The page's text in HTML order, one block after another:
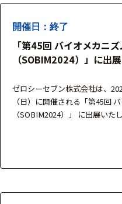
開催日：終了
「第45回 バイオメカニ
（SOBIM2024）」に出
ゼロシーセブン株式会社は、
（日）に開催される「第45回
（SOBIM2024）」 に出展いた
究などに活用できる高精度な
介いたします。 製品担当者が